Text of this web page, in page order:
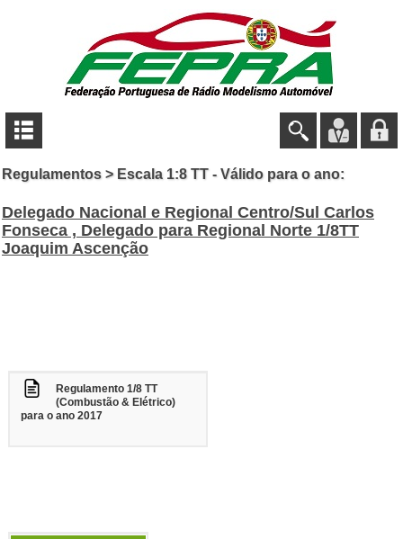
Regulamentos > Escala 1:8 TT - Válido para o ano:
Delegado Nacional e Regional Centro/Sul Carlos
Fonseca , Delegado para Regional Norte 1/8TT
Joaquim Ascenção
Regulamento 1/8 TT
(Combustão & Elétrico)
para o ano 2017